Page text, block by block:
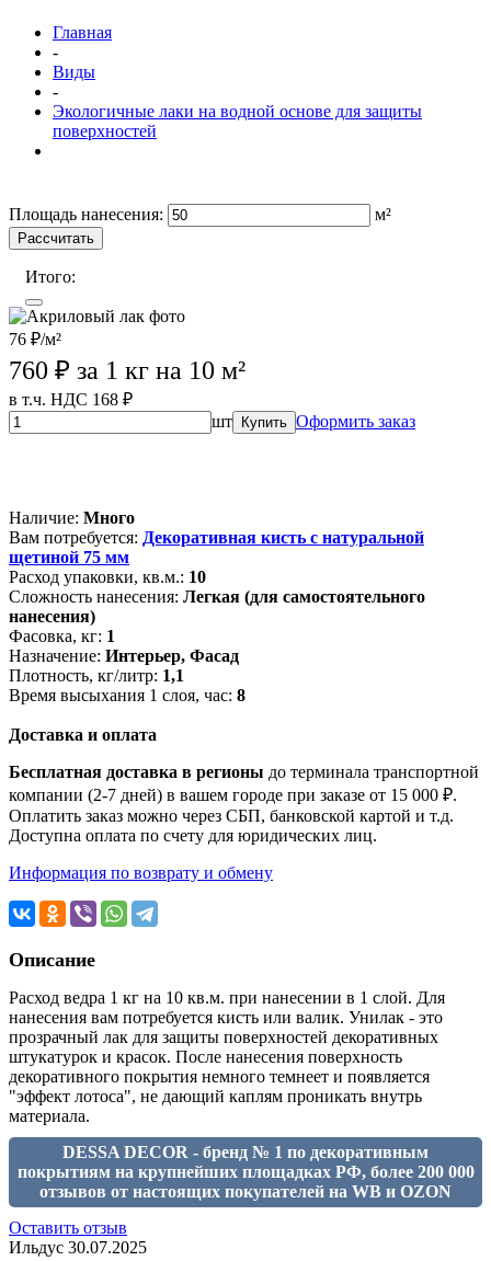
Главная
-
Виды
-
Экологичные лаки на водной основе для защиты
поверхностей
Площадь нанесения:
м²
Рассчитать
Итого:
76 ₽/м²
760 ₽ за 1 кг на 10 м²
в т.ч. НДС 168 ₽
шт
Купить Оформить заказ
Наличие: Много
Вам потребуется: Декоративная кисть с натуральной
щетиной 75 мм
Расход упаковки, кв.м.: 10
Сложность нанесения: Легкая (для самостоятельного
нанесения)
Фасовка, кг: 1
Назначение: Интерьер, Фасад
Плотность, кг/литр: 1,1
Время высыхания 1 слоя, час: 8
Доставка и оплата
Бесплатная доставка в регионы до терминала транспортной
компании (2-7 дней) в вашем городе при заказе от 15 000 ₽.
Оплатить заказ можно через СБП, банковской картой и т.д.
Доступна оплата по счету для юридических лиц.
Информация по возврату и обмену
Описание
Расход ведра 1 кг на 10 кв.м. при нанесении в 1 слой. Для
нанесения вам потребуется кисть или валик. Унилак - это
прозрачный лак для защиты поверхностей декоративных
штукатурок и красок. После нанесения поверхность
декоративного покрытия немного темнеет и появляется
"эффект лотоса", не дающий каплям проникать внутрь
материала.
DESSA DECOR - бренд № 1 по декоративным
покрытиям на крупнейших площадках РФ, более 200 000
отзывов от настоящих покупателей на WB и OZON
Оставить отзыв
Ильдус 30.07.2025